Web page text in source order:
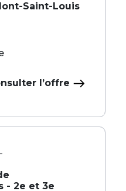
Saint-Louis
l’offre
- 2e et 3e